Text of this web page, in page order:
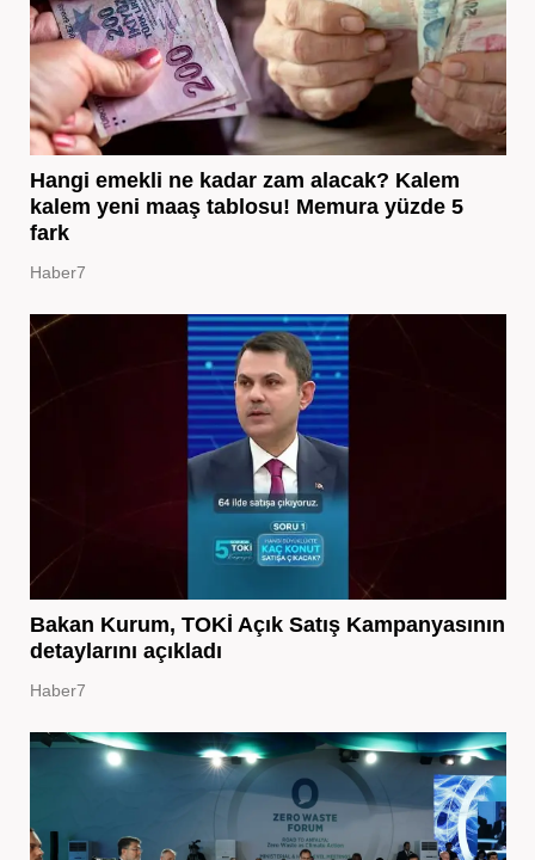
Hangi emekli ne kadar zam alacak? Kalem
kalem yeni maaş tablosu! Memura yüzde 5
fark
Haber7
Bakan Kurum, TOKİ Açık Satış Kampanyasının
detaylarını açıkladı
Haber7